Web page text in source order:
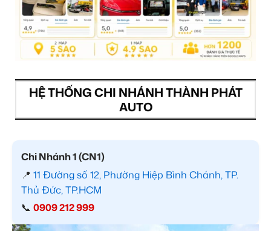
HỆ THỐNG CHI NHÁNH THÀNH PHÁT
AUTO
Chi Nhánh 1 (CN1)
📍 11 Đường số 12, Phường Hiệp Bình Chánh, TP.
Thủ Đức, TP.HCM
📞 0909 212 999